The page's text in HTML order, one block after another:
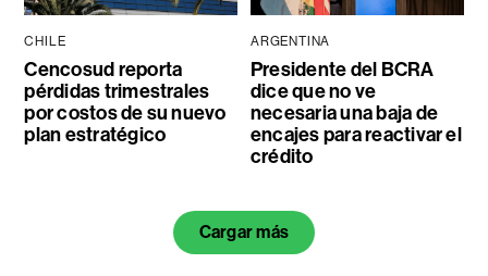
CHILE
Cencosud reporta
pérdidas trimestrales
por costos de su nuevo
plan estratégico
ARGENTINA
Presidente del BCRA
dice que no ve
necesaria una baja de
encajes para reactivar el
crédito
Cargar más